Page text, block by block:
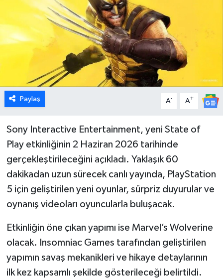
Paylaş A- A+
Sony Interactive Entertainment, yeni State of
Play etkinliğinin 2 Haziran 2026 tarihinde
gerçekleştirileceğini açıkladı. Yaklaşık 60
dakikadan uzun sürecek canlı yayında, PlayStation
5 için geliştirilen yeni oyunlar, sürpriz duyurular ve
oynanış videoları oyuncularla buluşacak.
Etkinliğin öne çıkan yapımı ise Marvel’s Wolverine
olacak. Insomniac Games tarafından geliştirilen
yapımın savaş mekanikleri ve hikaye detaylarının
ilk kez kapsamlı şekilde gösterileceği belirtildi.
Emet
Foto Galeri
Genel
Hisarcık
İlçeler
Köşe Yazıları
Kütahya
Magazin